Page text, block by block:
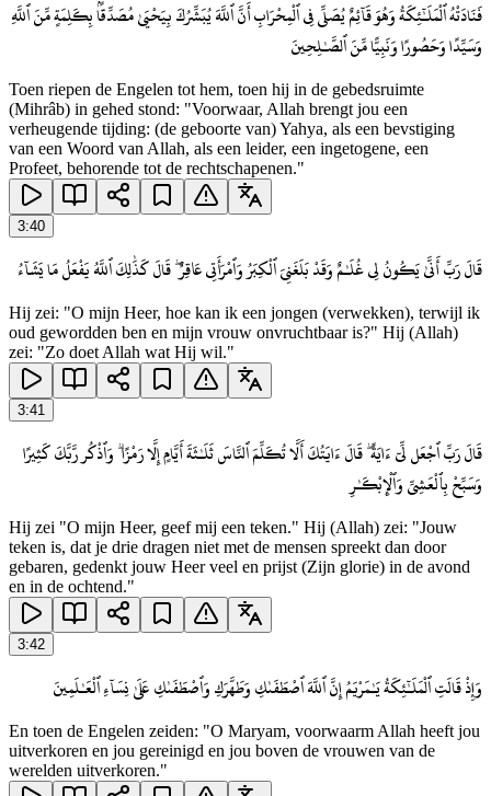
فَنَادَتْهُ ٱلْمَلَـٰٓئِكَةُ وَهُوَ قَآئِمٌ يُصَلِّى فِى ٱلْمِحْرَابِ أَنَّ ٱللَّهَ يُبَشِّرُكَ بِيَحْيَىٰ مُصَدِّقًۢا بِكَلِمَةٍ مِّنَ ٱللَّهِ
وَسَيِّدًا وَحَصُورًا وَنَبِيًّا مِّنَ ٱلصَّـٰلِحِينَ
Toen riepen de Engelen tot hem, toen hij in de gebedsruimte
(Mihrâb) in gehed stond: "Voorwaar, Allah brengt jou een
verheugende tijding: (de geboorte van) Yahya, als een bevstiging
van een Woord van Allah, als een leider, een ingetogene, een
Profeet, behorende tot de rechtschapenen."
3:40
قَالَ رَبِّ أَنَّىٰ يَكُونُ لِى غُلَـٰمٌ وَقَدْ بَلَغَنِىَ ٱلْكِبَرُ وَٱمْرَأَتِى عَاقِرٌ ۖ قَالَ كَذَٰلِكَ ٱللَّهُ يَفْعَلُ مَا يَشَآءُ
Hij zei: "O mijn Heer, hoe kan ik een jongen (verwekken), terwijl ik
oud gewordden ben en mijn vrouw onvruchtbaar is?" Hij (Allah)
zei: "Zo doet Allah wat Hij wil."
3:41
قَالَ رَبِّ ٱجْعَل لِّىٓ ءَايَةً ۖ قَالَ ءَايَتُكَ أَلَّا تُكَلِّمَ ٱلنَّاسَ ثَلَـٰثَةَ أَيَّامٍ إِلَّا رَمْزًا ۗ وَٱذْكُر رَّبَّكَ كَثِيرًا
وَسَبِّحْ بِٱلْعَشِىِّ وَٱلْإِبْكَـٰرِ
Hij zei "O mijn Heer, geef mij een teken." Hij (Allah) zei: "Jouw
teken is, dat je drie dragen niet met de mensen spreekt dan door
gebaren, gedenkt jouw Heer veel en prijst (Zijn glorie) in de avond
en in de ochtend."
3:42
وَإِذْ قَالَتِ ٱلْمَلَـٰٓئِكَةُ يَـٰمَرْيَمُ إِنَّ ٱللَّهَ ٱصْطَفَىٰكِ وَطَهَّرَكِ وَٱصْطَفَىٰكِ عَلَىٰ نِسَآءِ ٱلْعَـٰلَمِينَ
En toen de Engelen zeiden: "O Maryam, voorwaarm Allah heeft jou
uitverkoren en jou gereinigd en jou boven de vrouwen van de
werelden uitverkoren."